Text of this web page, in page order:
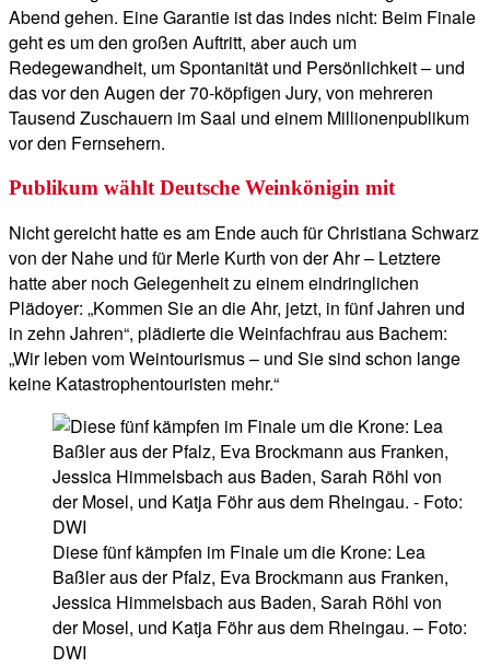
Abend gehen. Eine Garantie ist das indes nicht: Beim Finale
geht es um den großen Auftritt, aber auch um
Redegewandheit, um Spontanität und Persönlichkeit – und
das vor den Augen der 70-köpfigen Jury, von mehreren
Tausend Zuschauern im Saal und einem Millionenpublikum
vor den Fernsehern.
Publikum wählt Deutsche Weinkönigin mit
Nicht gereicht hatte es am Ende auch für Christiana Schwarz
von der Nahe und für Merle Kurth von der Ahr – Letztere
hatte aber noch Gelegenheit zu einem eindringlichen
Plädoyer: „Kommen Sie an die Ahr, jetzt, in fünf Jahren und
in zehn Jahren“, plädierte die Weinfachfrau aus Bachem:
„Wir leben vom Weintourismus – und Sie sind schon lange
keine Katastrophentouristen mehr.“
Diese fünf kämpfen im Finale um die Krone: Lea
Baßler aus der Pfalz, Eva Brockmann aus Franken,
Jessica Himmelsbach aus Baden, Sarah Röhl von
der Mosel, und Katja Föhr aus dem Rheingau. – Foto:
DWI